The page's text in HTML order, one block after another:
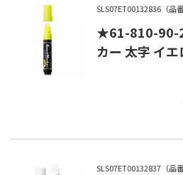
SLS07ET00132836（品番
★61-810-90-
カー 太字 イエ
SLS07ET00132837（品番